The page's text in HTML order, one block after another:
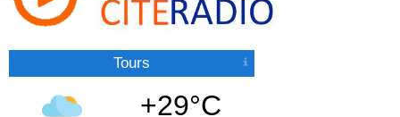
Tours
+29°C